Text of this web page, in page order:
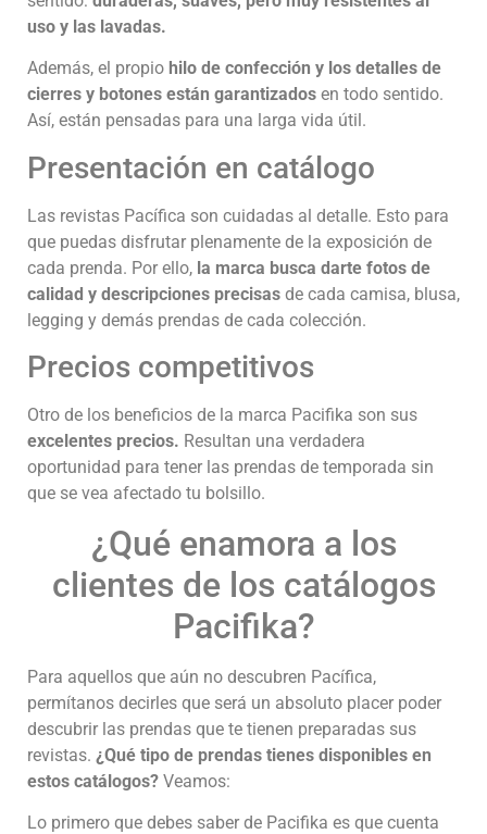
uso y las lavadas.
Además, el propio hilo de confección y los detalles de
cierres y botones están garantizados en todo sentido.
Así, están pensadas para una larga vida útil.
Presentación en catálogo
Las revistas Pacífica son cuidadas al detalle. Esto para
que puedas disfrutar plenamente de la exposición de
cada prenda. Por ello, la marca busca darte fotos de
calidad y descripciones precisas de cada camisa, blusa,
legging y demás prendas de cada colección.
Precios competitivos
Otro de los beneficios de la marca Pacifika son sus
excelentes precios. Resultan una verdadera
oportunidad para tener las prendas de temporada sin
que se vea afectado tu bolsillo.
¿Qué enamora a los
clientes de los catálogos
Pacifika?
Para aquellos que aún no descubren Pacífica,
permítanos decirles que será un absoluto placer poder
descubrir las prendas que te tienen preparadas sus
revistas. ¿Qué tipo de prendas tienes disponibles en
estos catálogos? Veamos:
Lo primero que debes saber de Pacifika es que cuenta